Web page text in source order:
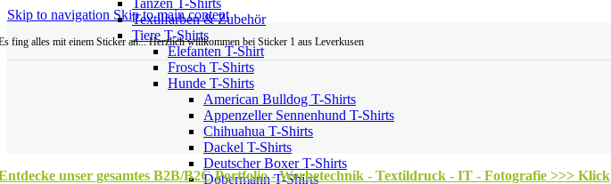
Skip to navigation Skip to main content
fing alles mit einem Sticker an... Herzlich willkommen bei Sticker 1 aus Leverkusen
Textilfarben & Zubehör
Tiere T-Shirts
Elefanten T-Shirt
Frosch T-Shirts
Hunde T-Shirts
American Bulldog T-Shirts
Appenzeller Sennenhund T-Shirts
Chihuahua T-Shirts
Dackel T-Shirts
Deutscher Boxer T-Shirts
Dobermann T-Shirts
unser gesamtes B2B/B2C Portfolio - Werbetechnik - Textildruck - IT - Fotografie >>> Klick